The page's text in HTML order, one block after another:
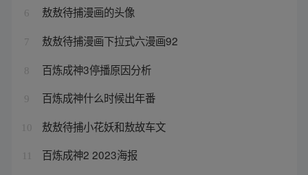
6 敖敖待捕漫画的头像
7 敖敖待捕漫画下拉式六漫画92
8 百炼成神3停播原因分析
9 百炼成神什么时候出年番
10 敖敖待捕小花妖和敖故车文
百炼成神2 2023海报